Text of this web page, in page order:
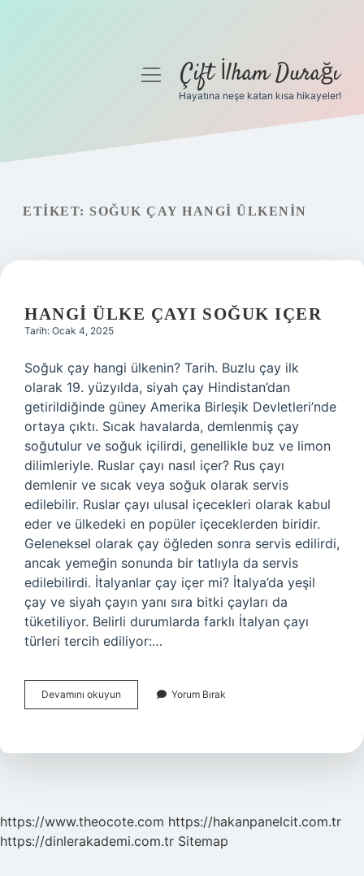
Gizlilik Politikası
menüyüÇift İlham Durağı
Hayatına neşe katan kısa hikayeler!
ETIKET: SOĞUK ÇAY HANGI ÜLKENIN
HANGI ÜLKE ÇAYI SOĞUK IÇER
Tarih: Ocak 4, 2025
Soğuk çay hangi ülkenin? Tarih. Buzlu çay ilk
olarak 19. yüzyılda, siyah çay Hindistan’dan
getirildiğinde güney Amerika Birleşik Devletleri’nde
ortaya çıktı. Sıcak havalarda, demlenmiş çay
soğutulur ve soğuk içilirdi, genellikle buz ve limon
dilimleriyle. Ruslar çayı nasıl içer? Rus çayı
demlenir ve sıcak veya soğuk olarak servis
edilebilir. Ruslar çayı ulusal içecekleri olarak kabul
eder ve ülkedeki en popüler içeceklerden biridir.
Geleneksel olarak çay öğleden sonra servis edilirdi,
ancak yemeğin sonunda bir tatlıyla da servis
edilebilirdi. İtalyanlar çay içer mi? İtalya’da yeşil
çay ve siyah çayın yanı sıra bitki çayları da
tüketiliyor. Belirli durumlarda farklı İtalyan çayı
türleri tercih ediliyor:…
Devamını okuyun
Ülke
Içer
Yorum Bırak
https://www.theocote.com https://hakanpanelcit.com.tr
https://dinlerakademi.com.tr Sitemap